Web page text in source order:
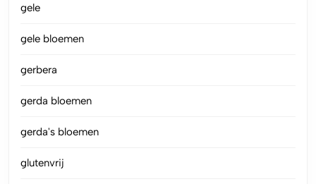
gele
gele bloemen
gerbera
gerda bloemen
gerda's bloemen
glutenvrij